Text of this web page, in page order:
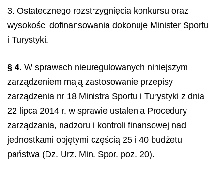
3. Ostatecznego rozstrzygnięcia konkursu oraz
wysokości dofinansowania dokonuje Minister Sportu
i Turystyki.
§ 4. W sprawach nieuregulowanych niniejszym
zarządzeniem mają zastosowanie przepisy
zarządzenia nr 18 Ministra Sportu i Turystyki z dnia
22 lipca 2014 r. w sprawie ustalenia Procedury
zarządzania, nadzoru i kontroli finansowej nad
jednostkami objętymi częścią 25 i 40 budżetu
państwa (Dz. Urz. Min. Spor. poz. 20).